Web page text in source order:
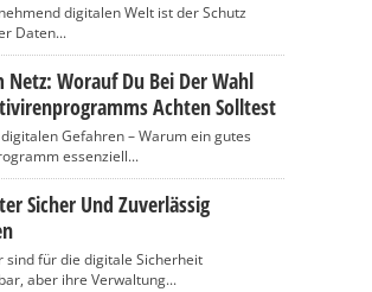
digitalen Welt ist der Schutz
Daten...
Netz: Worauf Du Bei Der Wahl
Achten Solltest
Gefahren – Warum ein gutes
essenziell...
Sicher Und Zuverlässig
sind für die digitale Sicherheit
aber ihre Verwaltung...